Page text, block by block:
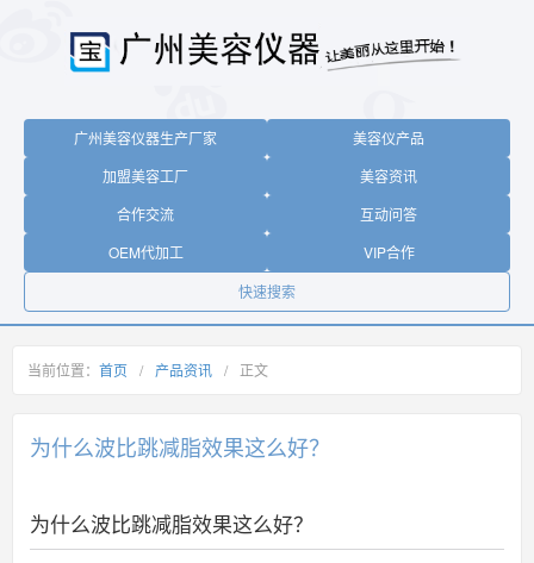
广州美容仪器生产厂家
美容仪产品
加盟美容工厂
美容资讯
合作交流
互动问答
OEM代加工
VIP合作
快速搜索
当前位置： 首页 / 产品资讯 / 正文
为什么波比跳减脂效果这么好？
为什么波比跳减脂效果这么好？